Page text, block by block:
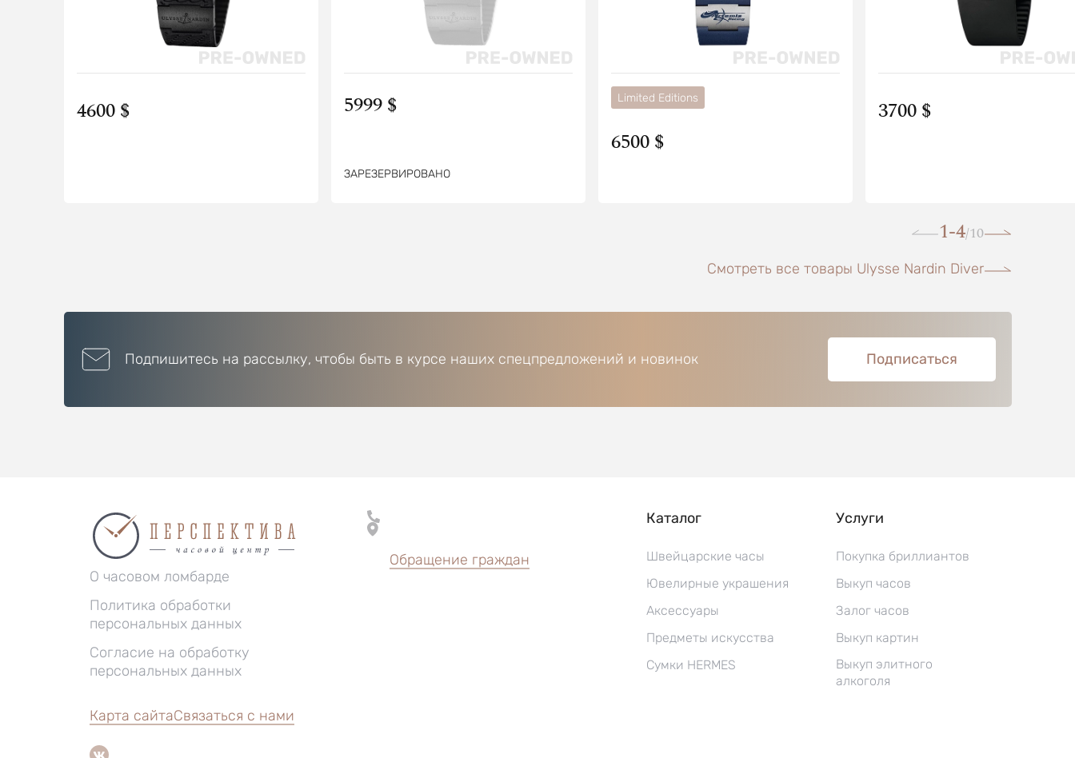
4600 $ 5999 $
ЗАРЕЗЕРВИРОВАНО
Limited Editions
6500 $
3700 $
1-4/10
Смотреть все товары Ulysse Nardin Diver
Подпишитесь на рассылку, чтобы быть в курсе наших спецпредложений и новинок Подписаться
О часовом ломбарде
Политика обработки
персональных данных
Согласие на обработку
персональных данных
Обращение граждан
Каталог
Швейцарские часы
Ювелирные украшения
Аксессуары
Предметы искусства
Сумки HERMES
Услуги
Покупка бриллиантов
Выкуп часов
Залог часов
Выкуп картин
Выкуп элитного
алкоголя
Карта сайтаСвязаться с нами